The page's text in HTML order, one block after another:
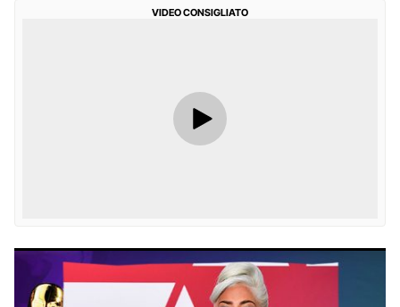
VIDEO CONSIGLIATO